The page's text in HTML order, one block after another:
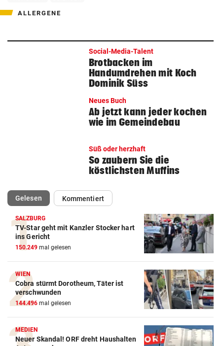
ALLERGENE
Social-Media-Talent
Brotbacken im
Handumdrehen mit Koch
Dominik Süss
Neues Buch
Ab jetzt kann jeder kochen
wie im Gemeindebau
Süß oder herzhaft
So zaubern Sie die
köstlichsten Muffins
Gelesen(ausgewählt)Kommentiert
SALZBURG
TV-Star geht mit Kanzler Stocker hart
ins Gericht
150.249 mal gelesen
WIEN
Cobra stürmt Dorotheum, Täter ist
verschwunden
144.496 mal gelesen
MEDIEN
Neuer Skandal! ORF dreht Haushalten